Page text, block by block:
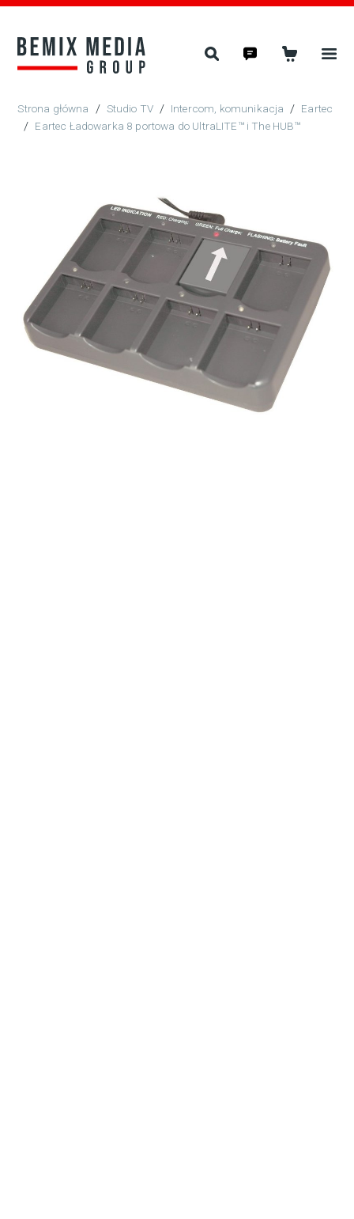
/ Studio TV/ Intercom, komunikacja / Eartec
/ Eartec Ładowarka 8 portowa do UltraLITE™ i The HUB™